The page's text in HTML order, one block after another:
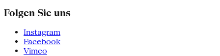
Folgen Sie uns
Instagram
Facebook
Vimeo